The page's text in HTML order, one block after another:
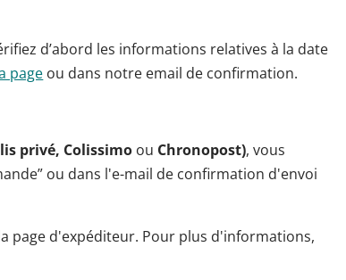
d’abord les informations relatives à la date
page ou dans notre email de confirmation.
privé, Colissimo ou Chronopost), vous
ou dans l'e-mail de confirmation d'envoi
page d'expéditeur. Pour plus d'informations,